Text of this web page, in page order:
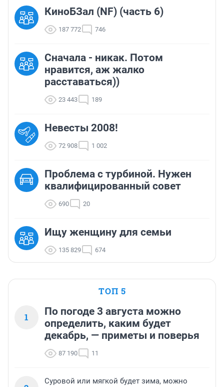
КиноБЗал (NF) (часть 6)
187 772 746
Сначала - никак. Потом
нравится, аж жалко
расставаться))
23 443 189
Невесты 2008!
72 908 1 002
Проблема с турбиной. Нужен
квалифицированный совет
690 20
Ищу женщину для семьи
135 829 674
ТОП 5
1
По погоде 3 августа можно
определить, каким будет
декабрь, — приметы и поверья
87 190 11
Суровой или мягкой будет зима, можно